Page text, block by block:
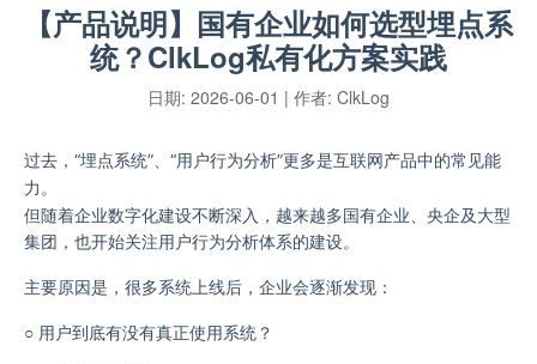
【产品说明】国有企业如何选型埋点系
统？ClkLog私有化方案实践
日期: 2026-06-01 | 作者: ClkLog
过去，“埋点系统”
“用户行为分析”更多是互联网产品中的常见能
力。
但随着企业数字化建设不断深入，越来越多国有企业、央企及大型
集团，也开始关注用户行为分析体系的建设。
主要原因是 ， 很多系统上线后，企业会逐渐发现：
○ 用户到底有没有真正使用系统？